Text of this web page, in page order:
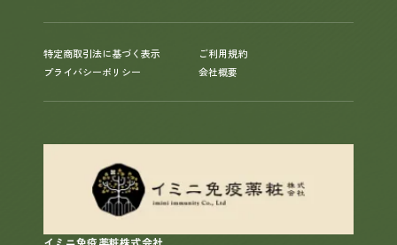
特定商取引法に基づく表示
プライバシーポリシー
ご利用規約
会社概要
イミニ免疫薬粧株式会社